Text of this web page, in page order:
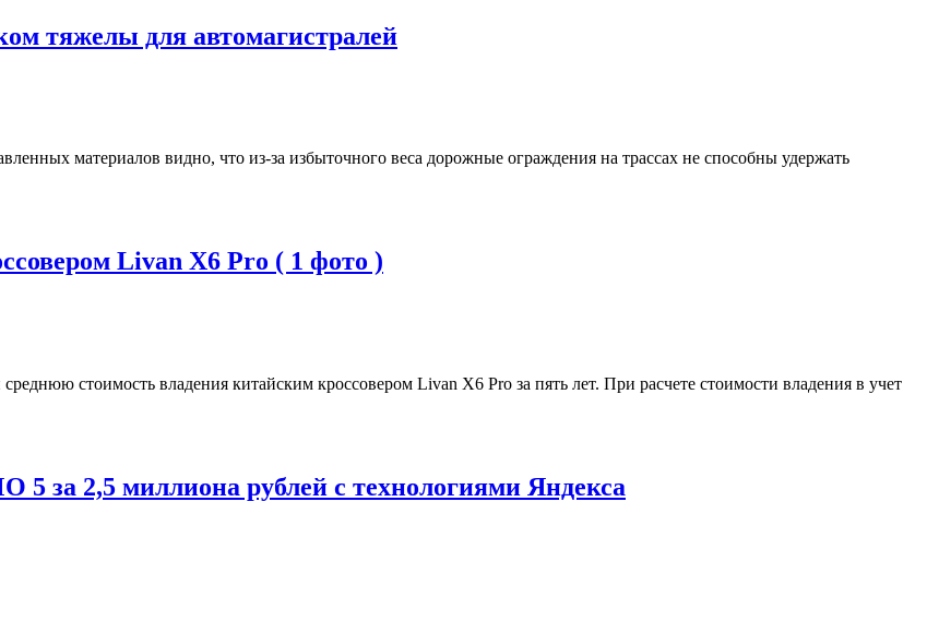
тяжелы для автомагистралей
материалов видно, что из-за избыточного веса дорожные ограждения на трассах не способны удержать
Livan X6 Pro ( 1 фото )
стоимость владения китайским кроссовером Livan X6 Pro за пять лет. При расчете стоимости владения в учет
5 за 2,5 миллиона рублей с технологиями Яндекса